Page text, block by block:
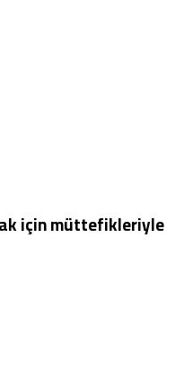
için müttefikleriyle